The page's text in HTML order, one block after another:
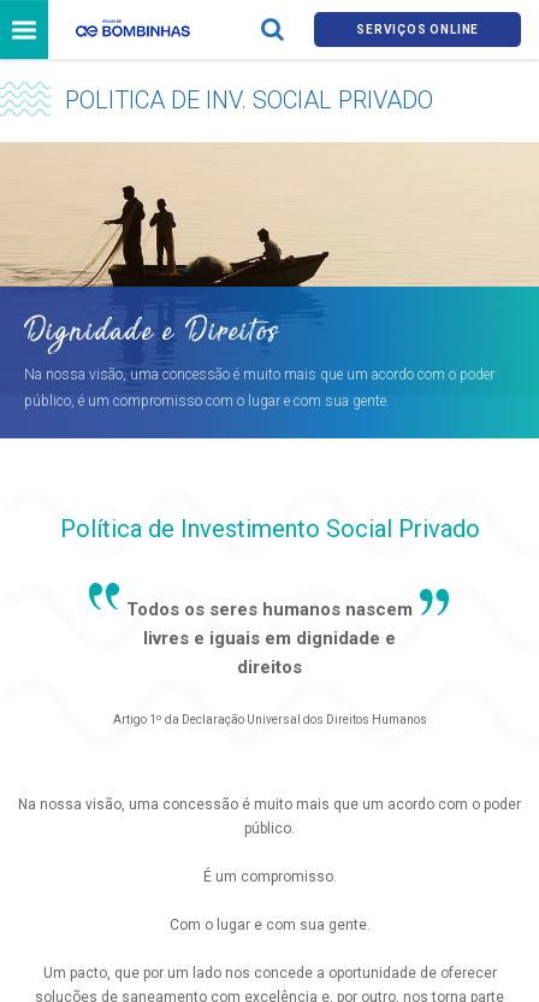
SERVIÇOS ONLINE
POLITICA DE INV. SOCIAL PRIVADO
Dignidade e Direitos
Na nossa visão, uma concessão é muito mais que um acordo com o poder
público, é um compromisso com o lugar e com sua gente.
Política de Investimento Social Privado
Todos os seres humanos nascem
livres e iguais em dignidade e
direitos
Artigo 1º da Declaração Universal dos Direitos Humanos
Na nossa visão, uma concessão é muito mais que um acordo com o poder
público.
É um compromisso.
Com o lugar e com sua gente.
Um pacto, que por um lado nos concede a oportunidade de oferecer
soluções de saneamento com excelência e, por outro, nos torna parte